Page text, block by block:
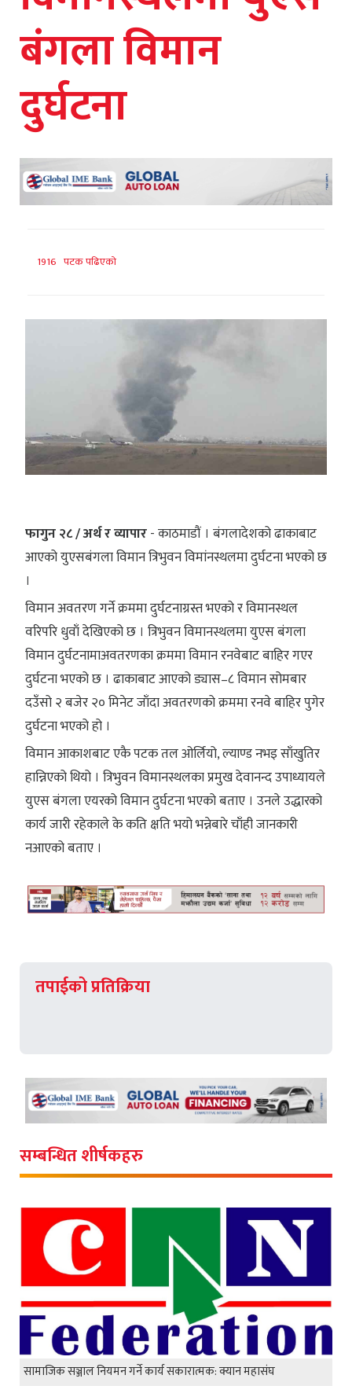
बंगला विमान
दुर्घटना
1916 पटक पढिएको
फागुन २८ / अर्थ र व्यापार- काठमाडौं । बंगलादेशको ढाकाबाट
आएको युएसबंगला विमान त्रिभुवन विमांनस्थलमा दुर्घटना भएको छ
।
विमान अवतरण गर्ने क्रममा दुर्घटनाग्रस्त भएको र विमानस्थल
वरिपरि धुवाँ देखिएको छ । त्रिभुवन विमानस्थलमा युएस बंगला
विमान दुर्घटनामाअवतरणका क्रममा विमान रनवेबाट बाहिर गएर
दुर्घटना भएको छ । ढाकाबाट आएको ड्यास–८ विमान सोमबार
दउँसो २ बजेर २० मिनेट जाँदा अवतरणको क्रममा रनवे बाहिर पुगेर
दुर्घटना भएको हो ।
विमान आकाशबाट एकै पटक तल ओर्लियो, ल्याण्ड नभइ साँखुतिर
हान्निएको थियो । त्रिभुवन विमानस्थलका प्रमुख देवानन्द उपाध्यायले
युएस बंगला एयरको विमान दुर्घटना भएको बताए । उनले उद्धारको
कार्य जारी रहेकाले के कति क्षति भयो भन्नेबारे चाँही जानकारी
नआएको बताए ।
तपाईको प्रतिक्रिया
सम्बन्धित शीर्षकहरु
सामाजिक सञ्जाल नियमन गर्ने कार्य सकारात्मक: क्यान महासंघ